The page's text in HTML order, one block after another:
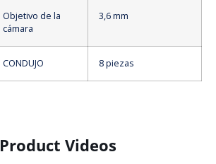
Objetivo de la
cámara
3,6 mm
CONDUJO 8 piezas
Product Videos